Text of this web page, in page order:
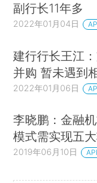
副行长11年多
2022年01月04日
建行行长王江
并购 暂未遇到
2022年01月06日
李晓鹏：金融
模式需实现五
2019年06月10日